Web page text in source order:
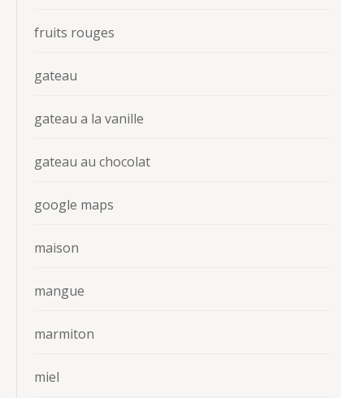
fruits rouges
gateau
gateau a la vanille
gateau au chocolat
google maps
maison
mangue
marmiton
miel